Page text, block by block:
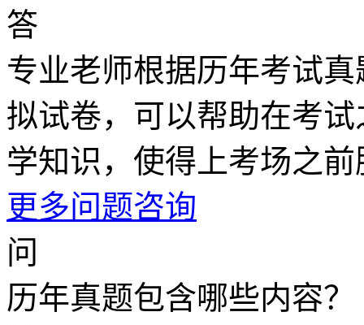
答
专业老师根据历年考试
拟试卷，可以帮助在考
学知识，使得上考场之
更多问题咨询
问
历年真题包含哪些内容？